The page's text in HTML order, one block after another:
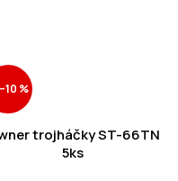
–10 %
trojháčky ST-66TN
5ks